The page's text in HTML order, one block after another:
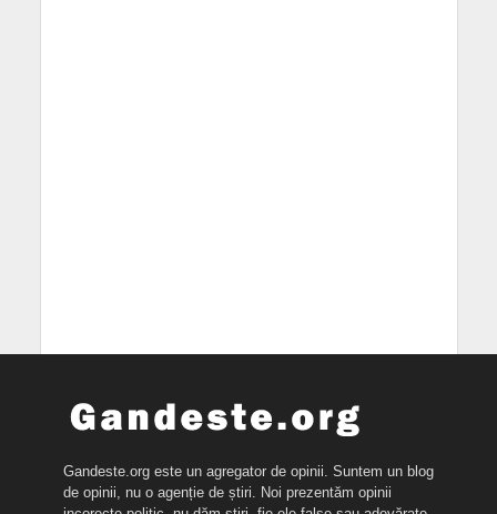
Gandeste.org este un agregator de opinii. Suntem un blog
de opinii, nu o agenție de știri. Noi prezentăm opinii